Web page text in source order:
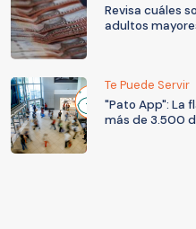
Revisa cuáles
adultos
Te Puede Servir
"Pato App": La
más de 3.500